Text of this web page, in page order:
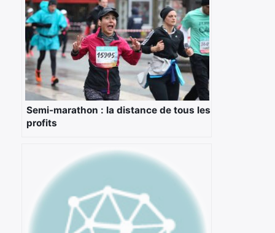
Semi-marathon : la distance de tous les
profits